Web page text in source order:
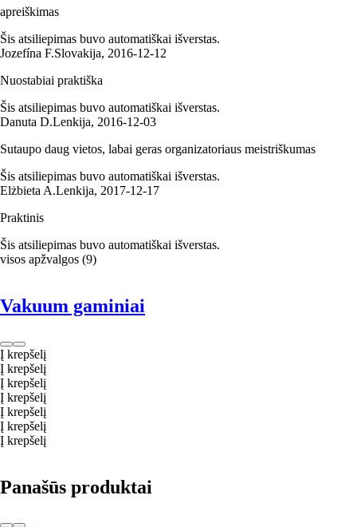
apreiškimas
Šis atsiliepimas buvo automatiškai išverstas.
Jozefína F.Slovakija, 2016‑12‑12
Nuostabiai praktiška
Šis atsiliepimas buvo automatiškai išverstas.
Danuta D.Lenkija, 2016‑12‑03
Sutaupo daug vietos, labai geras organizatoriaus meistriškumas
Šis atsiliepimas buvo automatiškai išverstas.
Elżbieta A.Lenkija, 2017‑12‑17
Praktinis
Šis atsiliepimas buvo automatiškai išverstas.
visos apžvalgos (9)
Vakuum gaminiai
Į krepšelį
Į krepšelį
Į krepšelį
Į krepšelį
Į krepšelį
Į krepšelį
Į krepšelį
Panašūs produktai